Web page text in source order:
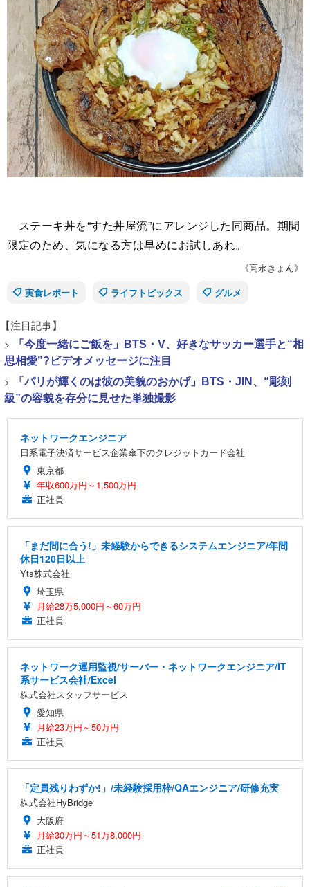
ステーキ丼を“すた丼屋流”にアレンジした同商品。期間
限定のため、気になる方は早めにお試しあれ。
《高永きょん》
実食レポート
ライフトピックス グルメ
【注目記事】
>
「今度一緒にご飯を」BTS・V、好きなサッカー選手と“相
思相愛”?ビデオメッセージに注目
>
「パリが輝くのは彼の美貌のおかげ」BTS・JIN、“彫刻
級”の容貌を存分に見せた単独撮影
ネットワークエンジニア
日系電子決済サービス企業傘下のクレジットカード会社
東京都
年収600万円～1,500万円
正社員
「まだ間に合う!」未経験からできるシステムエンジニア/年間
休日120日以上
Yts株式会社
埼玉県
月給28万5,000円～60万円
正社員
ネットワーク運用監視/サーバー・ネットワークエンジニア/IT
系サービス会社/Excel
株式会社スタッフサービス
愛知県
月給23万円～50万円
正社員
「定員残りわずか!」/未経験採用枠/QAエンジニア/研修充実
株式会社HyBridge
大阪府
月給30万円～51万8,000円
正社員